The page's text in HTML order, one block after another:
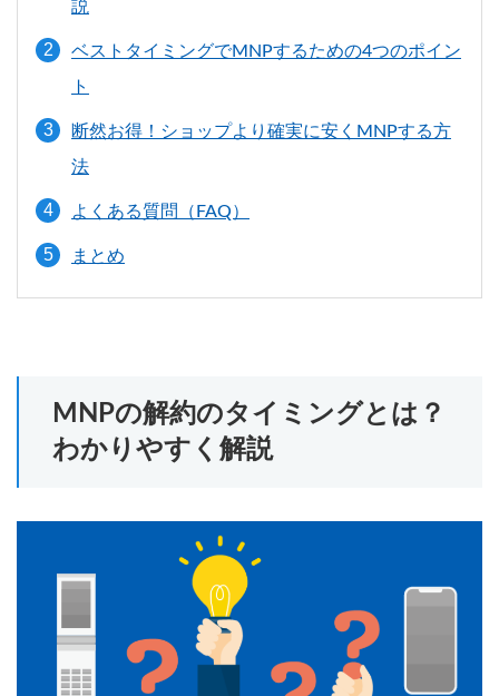
説
ベストタイミングでMNPするための4つのポイン
ト
断然お得！ショップより確実に安くMNPする方
法
よくある質問（FAQ）
まとめ
MNPの解約のタイミングとは？
わかりやすく解説